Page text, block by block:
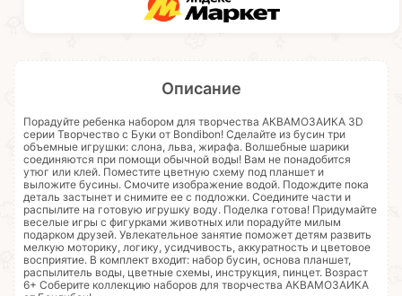
Описание
Порадуйте ребенка набором для творчества АКВАМОЗАИКА 3D
серии Творчество с Буки от Bondibon! Сделайте из бусин три
объемные игрушки: слона, льва, жирафа. Волшебные шарики
соединяются при помощи обычной воды! Вам не понадобится
утюг или клей. Поместите цветную схему под планшет и
выложите бусины. Смочите изображение водой. Подождите пока
деталь застынет и снимите ее с подложки. Соедините части и
распылите на готовую игрушку воду. Поделка готова! Придумайте
веселые игры с фигурками животных или порадуйте милым
подарком друзей. Увлекательное занятие поможет детям развить
мелкую моторику, логику, усидчивость, аккуратность и цветовое
восприятие. В комплект входит: набор бусин, основа планшет,
распылитель воды, цветные схемы, инструкция, пинцет. Возраст
6+ Соберите коллекцию наборов для творчества АКВАМОЗАИКА